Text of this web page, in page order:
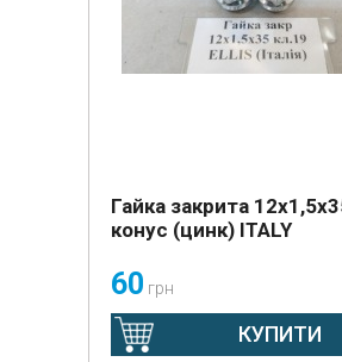
Гайка закрита
конус (цинк) ITALY
60 грн
КУПИТИ